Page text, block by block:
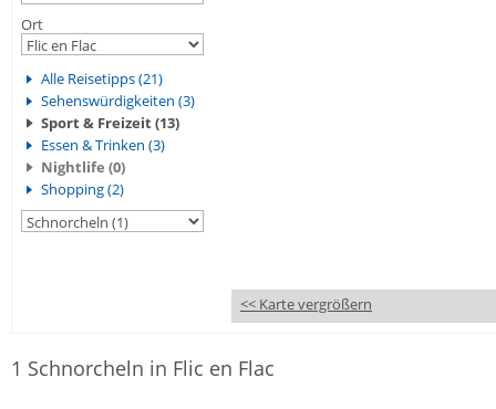
Ort
Alle Reisetipps (21)
Sehenswürdigkeiten (3)
Sport & Freizeit (13)
Essen & Trinken (3)
Nightlife (0)
Shopping (2)
<< Karte vergrößern
1 Schnorcheln in Flic en Flac